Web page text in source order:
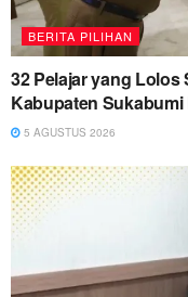
BERITA PILIHAN
32 Pelajar yang Lolos
Kabupaten Sukabumi
5 AGUSTUS 2026